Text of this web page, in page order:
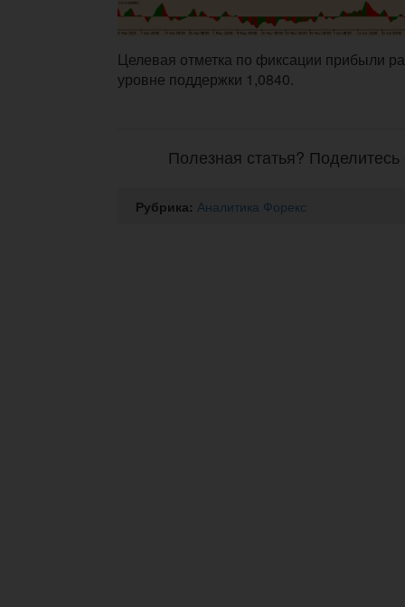
Целевая отметка по фиксации прибыли
уровне поддержки 1,0840.
Полезная статья?
Рубрика: Аналитика Форекс